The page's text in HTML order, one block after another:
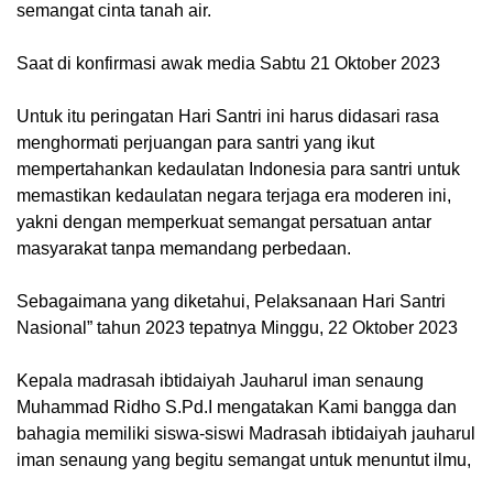
semangat cinta tanah air.
Saat di konfirmasi awak media Sabtu 21 Oktober 2023
Untuk itu peringatan Hari Santri ini harus didasari rasa
menghormati perjuangan para santri yang ikut
mempertahankan kedaulatan Indonesia para santri untuk
memastikan kedaulatan negara terjaga era moderen ini,
yakni dengan memperkuat semangat persatuan antar
masyarakat tanpa memandang perbedaan.
Sebagaimana yang diketahui, Pelaksanaan Hari Santri
Nasional” tahun 2023 tepatnya Minggu, 22 Oktober 2023
Kepala madrasah ibtidaiyah Jauharul iman senaung
Muhammad Ridho S.Pd.I mengatakan Kami bangga dan
bahagia memiliki siswa-siswi Madrasah ibtidaiyah jauharul
iman senaung yang begitu semangat untuk menuntut ilmu,